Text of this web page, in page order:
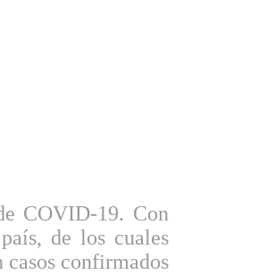
COVID-19. Con
de los cuales
casos confirmados